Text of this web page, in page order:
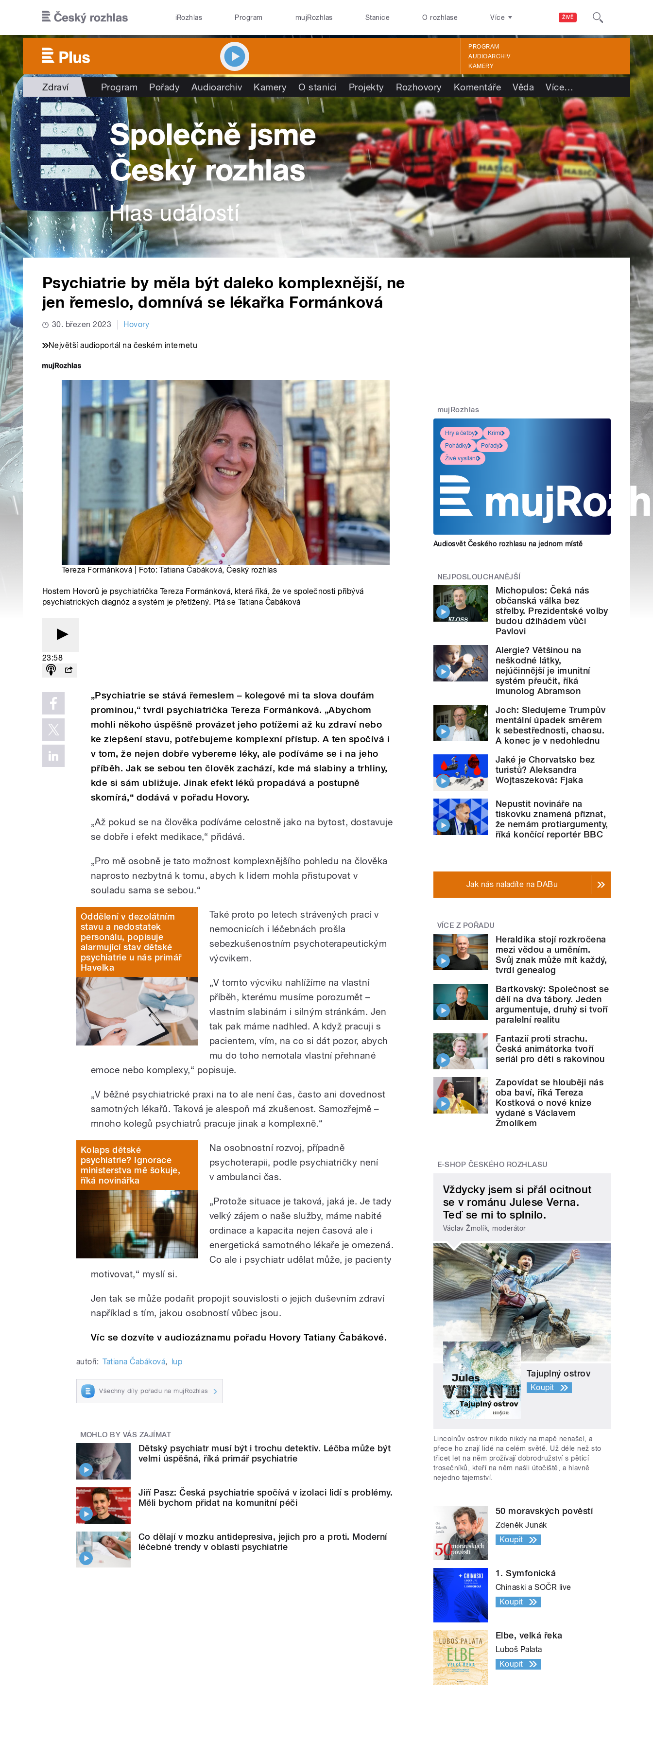
ŽIVĚ
iRozhlas Program mujRozhlas Stanice O rozhlase Více
PROGRAM
AUDIOARCHIV
KAMERY
Zdraví Program Pořady Audioarchiv Kamery O stanici Projekty Rozhovory Komentáře Věda Více…
Psychiatrie by měla být daleko komplexnější, ne
jen řemeslo, domnívá se lékařka Formánková
30. březen 2023 Hovory
Největší audioportál na českém internetu
Tereza Formánková | Foto:Tatiana Čabáková, Český rozhlas
Hostem Hovorů je psychiatrička Tereza Formánková, která říká, že ve společnosti přibývá
psychiatrických diagnóz a systém je přetížený. Ptá se Tatiana Čabáková
23:58
„Psychiatrie se stává řemeslem – kolegové mi ta slova doufám
prominou,“ tvrdí psychiatrička Tereza Formánková. „Abychom
mohli někoho úspěšně provázet jeho potížemi až ku zdraví nebo
ke zlepšení stavu, potřebujeme komplexní přístup. A ten spočívá i
v tom, že nejen dobře vybereme léky, ale podíváme se i na jeho
příběh. Jak se sebou ten člověk zachází, kde má slabiny a trhliny,
kde si sám ubližuje. Jinak efekt léků propadává a postupně
skomírá,“ dodává v pořadu Hovory.
„Až pokud se na člověka podíváme celostně jako na bytost, dostavuje
se dobře i efekt medikace,“ přidává.
„Pro mě osobně je tato možnost komplexnějšího pohledu na člověka
naprosto nezbytná k tomu, abych k lidem mohla přistupovat v
souladu sama se sebou.“
Oddělení v dezolátním
stavu a nedostatek
personálu, popisuje
alarmující stav dětské
psychiatrie u nás primář
Havelka
Také proto po letech strávených prací v
nemocnicích i léčebnách prošla
sebezkušenostním psychoterapeutickým
výcvikem.
„V tomto výcviku nahlížíme na vlastní
příběh, kterému musíme porozumět –
vlastním slabinám i silným stránkám. Jen
tak pak máme nadhled. A když pracuji s
pacientem, vím, na co si dát pozor, abych
mu do toho nemotala vlastní přehnané
emoce nebo komplexy,“ popisuje.
„V běžné psychiatrické praxi na to ale není čas, často ani dovednost
samotných lékařů. Taková je alespoň má zkušenost. Samozřejmě –
mnoho kolegů psychiatrů pracuje jinak a komplexně.“
Kolaps dětské
psychiatrie? Ignorace
ministerstva mě šokuje,
říká novinářka
Na osobnostní rozvoj, případně
psychoterapii, podle psychiatričky není
v ambulanci čas.
„Protože situace je taková, jaká je. Je tady
velký zájem o naše služby, máme nabité
ordinace a kapacita nejen časová ale i
energetická samotného lékaře je omezená.
Co ale i psychiatr udělat může, je pacienty
motivovat,“ myslí si.
Jen tak se může podařit propojit souvislosti o jejich duševním zdraví
například s tím, jakou osobností vůbec jsou.
Víc se dozvíte v audiozáznamu pořadu Hovory Tatiany Čabákové.
autoři: Tatiana Čabáková, lup
Všechny díly pořadu na mujRozhlas
MOHLO BY VÁS ZAJÍMAT
Dětský psychiatr musí být i trochu detektiv. Léčba může být
velmi úspěšná, říká primář psychiatrie
Jiří Pasz: Česká psychiatrie spočívá v izolaci lidí s problémy.
Měli bychom přidat na komunitní péči
Co dělají v mozku antidepresiva, jejich pro a proti. Moderní
léčebné trendy v oblasti psychiatrie
mujRozhlas
Hry a četby
Krimi
Pohádky
Pořady
Živé vysílání
Audiosvět Českého rozhlasu na jednom místě
NEJPOSLOUCHANĚJŠÍ
Michopulos: Čeká nás
občanská válka bez
střelby. Prezidentské volby
budou džihádem vůči
Pavlovi
Alergie? Většinou na
neškodné látky,
nejúčinnější je imunitní
systém přeučit, říká
imunolog Abramson
Joch: Sledujeme Trumpův
mentální úpadek směrem
k sebestřednosti, chaosu.
A konec je v nedohlednu
Jaké je Chorvatsko bez
turistů? Aleksandra
Wojtaszeková: Fjaka
Nepustit novináře na
tiskovku znamená přiznat,
že nemám protiargumenty,
říká končící reportér BBC
Jak nás naladíte na DABu
VÍCE Z POŘADU
Heraldika stojí rozkročena
mezi vědou a uměním.
Svůj znak může mít každý,
tvrdí genealog
Bartkovský: Společnost se
dělí na dva tábory. Jeden
argumentuje, druhý si tvoří
paralelní realitu
Fantazií proti strachu.
Česká animátorka tvoří
seriál pro děti s rakovinou
Zapovídat se hlouběji nás
oba baví, říká Tereza
Kostková o nové knize
vydané s Václavem
Žmolíkem
E-SHOP ČESKÉHO ROZHLASU
Vždycky jsem si přál ocitnout
se v románu Julese Verna.
Teď se mi to splnilo.
Václav Žmolík, moderátor
Tajuplný ostrov
Koupit
Lincolnův ostrov nikdo nikdy na mapě nenašel, a
přece ho znají lidé na celém světě. Už déle než sto
třicet let na něm prožívají dobrodružství s pěticí
trosečníků, kteří na něm našli útočiště, a hlavně
nejedno tajemství.
50 moravských pověstí
Zdeněk Junák
Koupit
1. Symfonická
Chinaski a SOČR live
Koupit
Elbe, velká řeka
Luboš Palata
Koupit